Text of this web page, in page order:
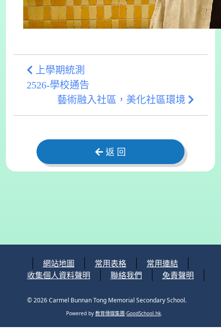
上學期統測
2526-學校通告
藝術融入社區，美化社區環境
返 回
網站地圖 常用表格
常用連結
收集個人資料聲明
聯絡我們 免責聲明
© 2026Carmel Bunnan Tong Memorial Secondary School.
Powered by 教育傳媒集團‧GoodSchool.hk.